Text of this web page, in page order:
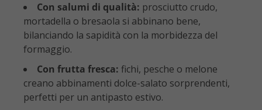
Con salumi di qualità: prosciutto crudo,
mortadella o bresaola si abbinano bene,
bilanciando la sapidità con la morbidezza del
formaggio.
Con frutta fresca: fichi, pesche o melone
creano abbinamenti dolce-salato sorprendenti,
perfetti per un antipasto estivo.